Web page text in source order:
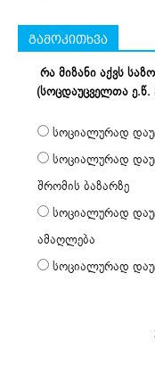
გამოკითხვა
რა მიზანი აქვს
(სოცდაუცველთა
სოციალურად
სოციალურად
შრომის ბაზარზე
სოციალურად
ამაღლება
სოციალურად